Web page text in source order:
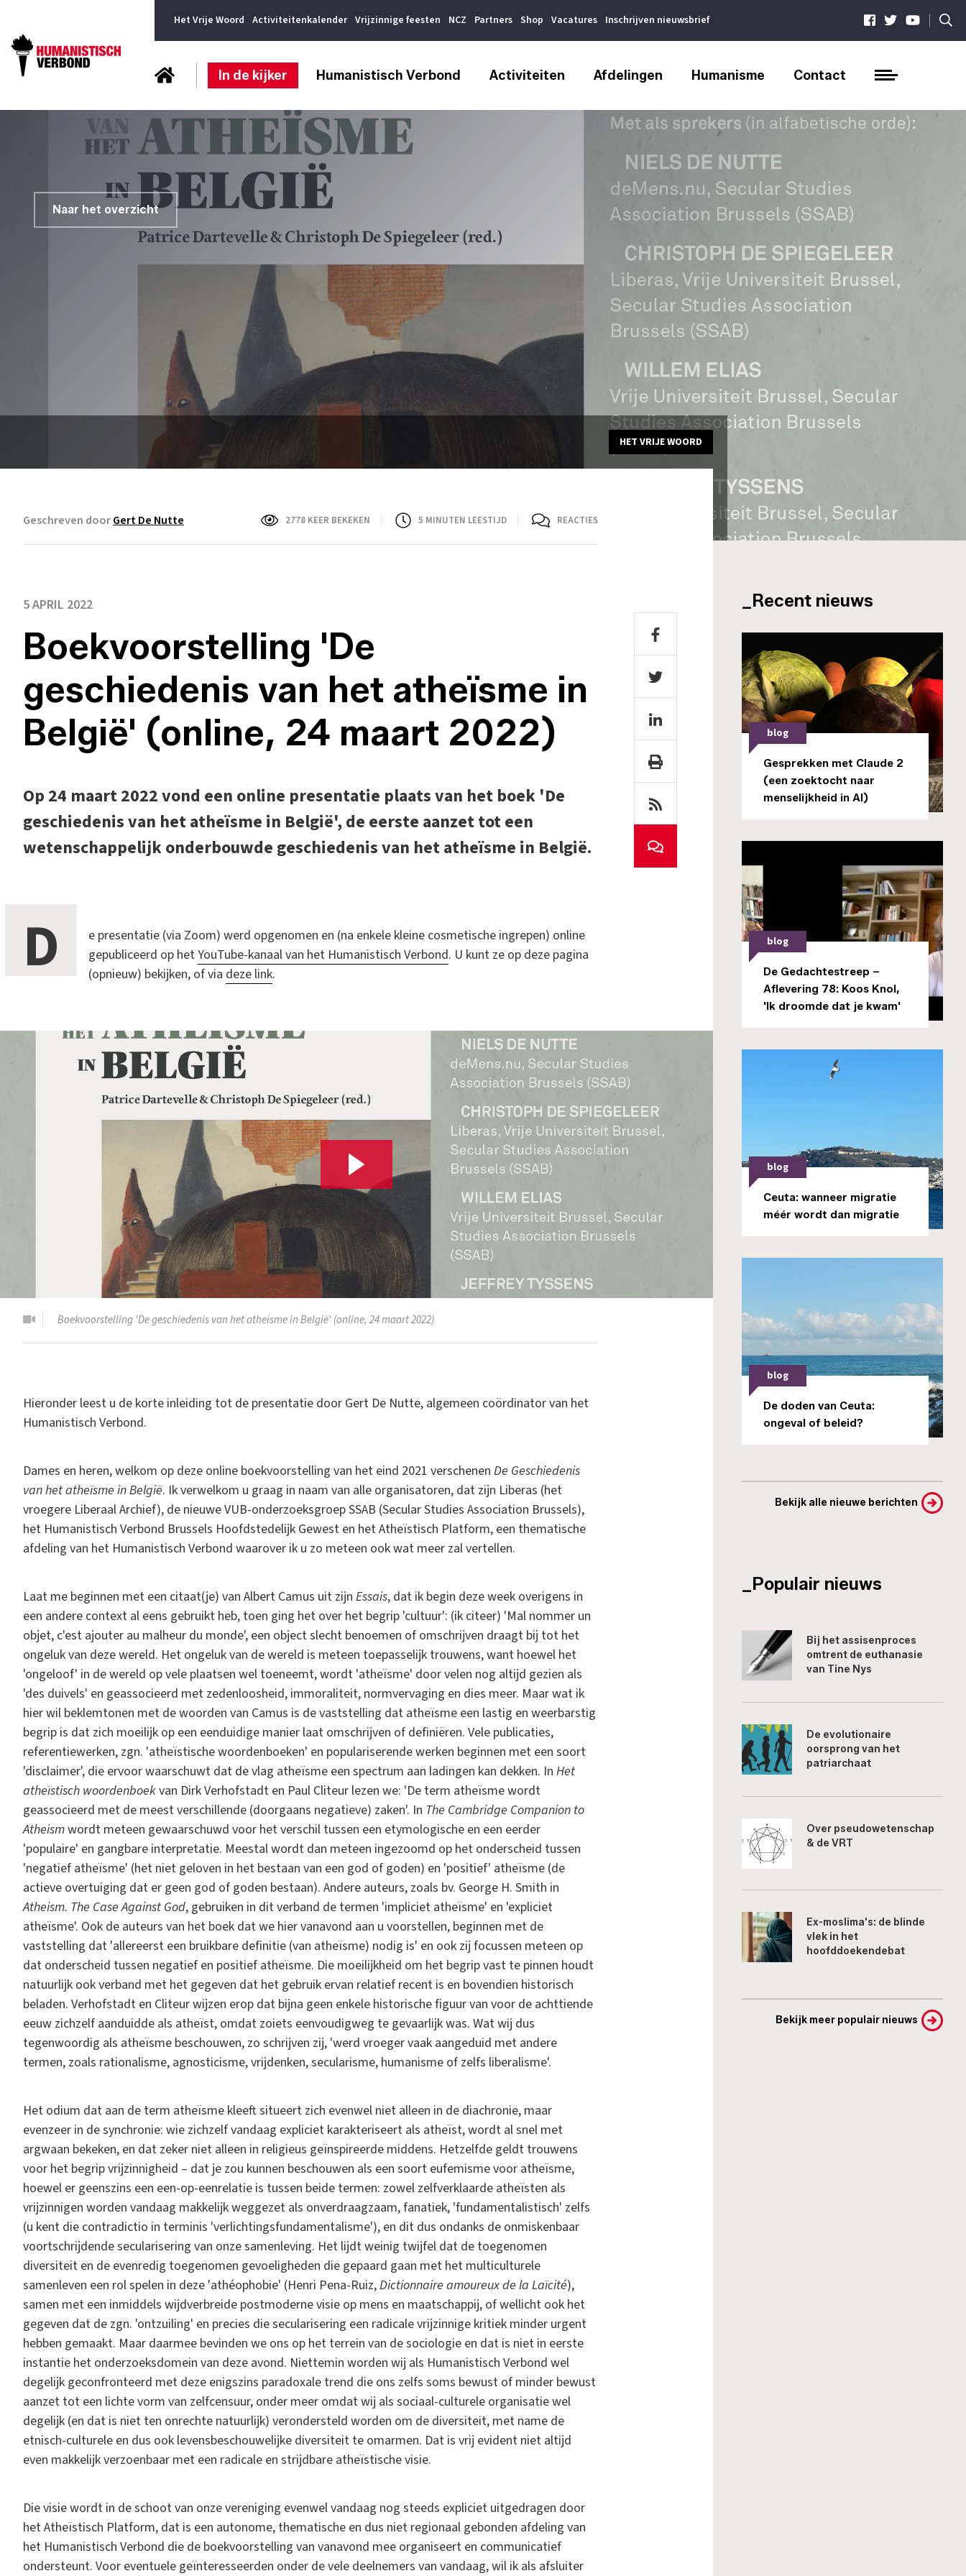
Het Vrije Woord Activiteitenkalender Vrijzinnige feesten NCZ Partners Shop Vacatures Inschrijven nieuwsbrief |
In de kijker Humanistisch Verbond Activiteiten Afdelingen Humanisme Contact
Naar het overzicht
HET VRIJE WOORD
Geschreven doorGert De Nutte 2778 KEER BEKEKEN 5 MINUTEN LEESTIJD REACTIES
5 APRIL 2022
Boekvoorstelling 'De
geschiedenis van het atheïsme in
België' (online, 24 maart 2022)
Op 24 maart 2022 vond een online presentatie plaats van het boek 'De
geschiedenis van het atheïsme in België', de eerste aanzet tot een
wetenschappelijk onderbouwde geschiedenis van het atheïsme in België.
D
e presentatie (via Zoom) werd opgenomen en (na enkele kleine cosmetische ingrepen) online
gepubliceerd op hetYouTube-kanaal van het Humanistisch Verbond. U kunt ze op deze pagina
(opnieuw) bekijken, of via deze link.
Boekvoorstelling 'De geschiedenis van het atheïsme in België' (online, 24 maart 2022)
Hieronder leest u de korte inleiding tot de presentatie door Gert De Nutte, algemeen coördinator van het
Humanistisch Verbond.
Dames en heren, welkom op deze online boekvoorstelling van het eind 2021 verschenen De Geschiedenis
van het atheïsme in België. Ik verwelkom u graag in naam van alle organisatoren, dat zijn Liberas (het
vroegere Liberaal Archief), de nieuwe VUB-onderzoeksgroep SSAB (Secular Studies Association Brussels),
het Humanistisch Verbond Brussels Hoofdstedelijk Gewest en het Atheïstisch Platform, een thematische
afdeling van het Humanistisch Verbond waarover ik u zo meteen ook wat meer zal vertellen.
Laat me beginnen met een citaat(je) van Albert Camus uit zijn Essais, dat ik begin deze week overigens in
een andere context al eens gebruikt heb, toen ging het over het begrip 'cultuur': (ik citeer) 'Mal nommer un
objet, c'est ajouter au malheur du monde', een object slecht benoemen of omschrijven draagt bij tot het
ongeluk van deze wereld. Het ongeluk van de wereld is meteen toepasselijk trouwens, want hoewel het
'ongeloof' in de wereld op vele plaatsen wel toeneemt, wordt 'atheïsme' door velen nog altijd gezien als
'des duivels' en geassocieerd met zedenloosheid, immoraliteit, normvervaging en dies meer. Maar wat ik
hier wil beklemtonen met de woorden van Camus is de vaststelling dat atheïsme een lastig en weerbarstig
begrip is dat zich moeilijk op een eenduidige manier laat omschrijven of definiëren. Vele publicaties,
referentiewerken, zgn. 'atheïstische woordenboeken' en populariserende werken beginnen met een soort
'disclaimer', die ervoor waarschuwt dat de vlag atheïsme een spectrum aan ladingen kan dekken. In Het
atheïstisch woordenboekvan Dirk Verhofstadt en Paul Cliteur lezen we: 'De term atheïsme wordt
geassocieerd met de meest verschillende (doorgaans negatieve) zaken'. In The Cambridge Companion to
Atheismwordt meteen gewaarschuwd voor het verschil tussen een etymologische en een eerder
'populaire' en gangbare interpretatie. Meestal wordt dan meteen ingezoomd op het onderscheid tussen
'negatief atheïsme' (het niet geloven in het bestaan van een god of goden) en 'positief' atheïsme (de
actieve overtuiging dat er geen god of goden bestaan). Andere auteurs, zoals bv. George H. Smith in
Atheism. The Case Against God, gebruiken in dit verband de termen 'impliciet atheïsme' en 'expliciet
atheïsme'. Ook de auteurs van het boek dat we hier vanavond aan u voorstellen, beginnen met de
vaststelling dat 'allereerst een bruikbare definitie (van atheïsme) nodig is' en ook zij focussen meteen op
dat onderscheid tussen negatief en positief atheïsme. Die moeilijkheid om het begrip vast te pinnen houdt
natuurlijk ook verband met het gegeven dat het gebruik ervan relatief recent is en bovendien historisch
beladen. Verhofstadt en Cliteur wijzen erop dat bijna geen enkele historische figuur van voor de achttiende
eeuw zichzelf aanduidde als atheïst, omdat zoiets eenvoudigweg te gevaarlijk was. Wat wij dus
tegenwoordig als atheïsme beschouwen, zo schrijven zij, 'werd vroeger vaak aangeduid met andere
termen, zoals rationalisme, agnosticisme, vrijdenken, secularisme, humanisme of zelfs liberalisme'.
Het odium dat aan de term atheïsme kleeft situeert zich evenwel niet alleen in de diachronie, maar
evenzeer in de synchronie: wie zichzelf vandaag expliciet karakteriseert als atheïst, wordt al snel met
argwaan bekeken, en dat zeker niet alleen in religieus geïnspireerde middens. Hetzelfde geldt trouwens
voor het begrip vrijzinnigheid – dat je zou kunnen beschouwen als een soort eufemisme voor atheïsme,
hoewel er geenszins een een-op-eenrelatie is tussen beide termen: zowel zelfverklaarde atheïsten als
vrijzinnigen worden vandaag makkelijk weggezet als onverdraagzaam, fanatiek, 'fundamentalistisch' zelfs
(u kent die contradictio in terminis 'verlichtingsfundamentalisme'), en dit dus ondanks de onmiskenbaar
voortschrijdende secularisering van onze samenleving. Het lijdt weinig twijfel dat de toegenomen
diversiteit en de evenredig toegenomen gevoeligheden die gepaard gaan met het multiculturele
samenleven een rol spelen in deze 'athéophobie' (Henri Pena-Ruiz,Dictionnaire amoureux de la Laïcité),
samen met een inmiddels wijdverbreide postmoderne visie op mens en maatschappij, of wellicht ook het
gegeven dat de zgn. 'ontzuiling' en precies die secularisering een radicale vrijzinnige kritiek minder urgent
hebben gemaakt. Maar daarmee bevinden we ons op het terrein van de sociologie en dat is niet in eerste
instantie het onderzoeksdomein van deze avond. Niettemin worden wij als Humanistisch Verbond wel
degelijk geconfronteerd met deze enigszins paradoxale trend die ons zelfs soms bewust of minder bewust
aanzet tot een lichte vorm van zelfcensuur, onder meer omdat wij als sociaal-culturele organisatie wel
degelijk (en dat is niet ten onrechte natuurlijk) verondersteld worden om de diversiteit, met name de
etnisch-culturele en dus ook levensbeschouwelijke diversiteit te omarmen. Dat is vrij evident niet altijd
even makkelijk verzoenbaar met een radicale en strijdbare atheïstische visie.
Die visie wordt in de schoot van onze vereniging evenwel vandaag nog steeds expliciet uitgedragen door
het Atheïstisch Platform, dat is een autonome, thematische en dus niet regionaal gebonden afdeling van
het Humanistisch Verbond die de boekvoorstelling van vanavond mee organiseert en communicatief
ondersteunt. Voor eventuele geïnteresseerden onder de vele deelnemers van vandaag, wil ik als afsluiter
_Recent nieuws
blog
Gesprekken met Claude 2
(een zoektocht naar
menselijkheid in AI)
blog
De Gedachtestreep –
Aflevering 78: Koos Knol,
'Ik droomde dat je kwam'
blog
Ceuta: wanneer migratie
méér wordt dan migratie
blog
De doden van Ceuta:
ongeval of beleid?
Bekijk alle nieuwe berichten
_Populair nieuws
Bij het assisenproces
omtrent de euthanasie
van Tine Nys
De evolutionaire
oorsprong van het
patriarchaat
Over pseudowetenschap
& de VRT
Ex-moslima's: de blinde
vlek in het
hoofddoekendebat
Bekijk meer populair nieuws